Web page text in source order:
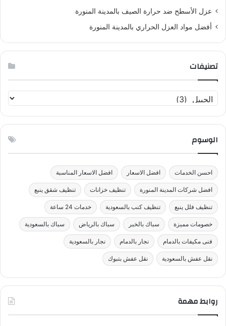
عزل الأسطح ضد حرارة الصيف بالمدينة المنورة
أفضل مواد العزل الحراري بالمدينة المنورة
تصنيفات
ص
ن
ف
الوسوم
احسن الخدمات افضل الاسعار افضل الاسعار المناسبة
افضل شركات المدينة المنورة تنظيف خزانات تنظيف شقق ينبع
تنظيف فلل ينبع تنظيف كنب بالسعودية خدمات 24 ساعة
خصومات مميزة سباك بالخبر سباك بالرياض سباك بالسعودية
فنى مكيفات بالدمام نجار بالدمام نجار بالسعودية
نقل عفش بالسعودية نقل عفش بتبوك
روابط مهمة